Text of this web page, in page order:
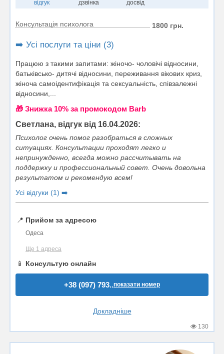
відгук дзвінка досвід
Консультація психолога 1800 грн.
➡️ Усі послуги та ціни (3)
Працюю з такими запитами: жіночо- чоловічі відносини,
батьківсько- дитячі відносини, переживання вікових криз,
жіноча самоідентифікація та сексуальність, співзалежні
відносини,...
🎁 Знижка 10% за промокодом Barb
Светлана, відгук від 16.04.2026:
Психолог очень помог разобраться в сложных
ситуациях. Консультации проходят легко и
непринужденно, всегда можно рассчитывать на
поддержку и профессиональный совет. Очень довольна
результатом и рекомендую всем!
Усі відгуки (1) ➡️
📍 Прийом за адресою
Одеса
Ще 1 адреса
📱 Консультую онлайн
+38 (097) 793..показати номер
Докладніше
130